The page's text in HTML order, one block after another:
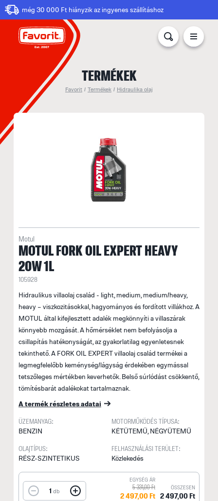
még 30 000 Ft hiányzik az ingyenes szállításhoz
TERMÉKEK
Favorit / Termékek / Hidraulika olaj
Motul
MOTUL FORK OIL EXPERT HEAVY
20W 1L
105928
Hidraulikus villaolaj család - light, medium, medium/heavy,
heavy – viszkozitásokkal, hagyományos és fordított villákhoz. A
MOTUL által kifejlesztett adalék megkönnyíti a villaszárak
könnyebb mozgását. A hőmérséklet nem befolyásolja a
csillapítás hatékonyságát, az gyakorlatilag egyenletesnek
tekinthető. A FORK OIL EXPERT villaolaj család termékei a
legmegfelelőbb keménység/lágyság érdekében egymással
tetszőleges mértékben keverhetők. Belső súrlódást csökkentő,
tömítésbarát adalékokat tartalmaznak.
A termék részletes adatai
ÜZEMANYAG:
BENZIN
MOTORMŰKÖDÉS TÍPUSA:
KÉTÜTEMŰ, NÉGYÜTEMŰ
OLAJTÍPUS:
RÉSZ-SZINTETIKUS
FELHASZNÁLÁSI TERÜLET:
Közlekedés
1 db
EGYSÉG ÁR
5 331,00 Ft
2 497,00 Ft
ÖSSZESEN
2 497,00 Ft